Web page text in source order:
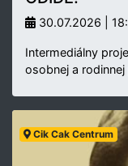
30.07.2026 |
Intermediálny
osobnej a
Cik Cak Centrum